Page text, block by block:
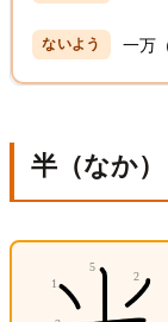
一万
半（なか）